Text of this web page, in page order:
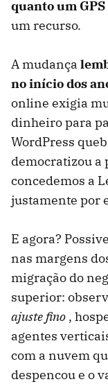
quanto um
um recurso.
A mudança
no início dos
online exigia
dinheiro para
WordPress
democratizou a
concedemos a
justamente por
E agora?
nas margens
migração do
superior:
ajuste fino ,
agentes
com a nuvem
despencou e o